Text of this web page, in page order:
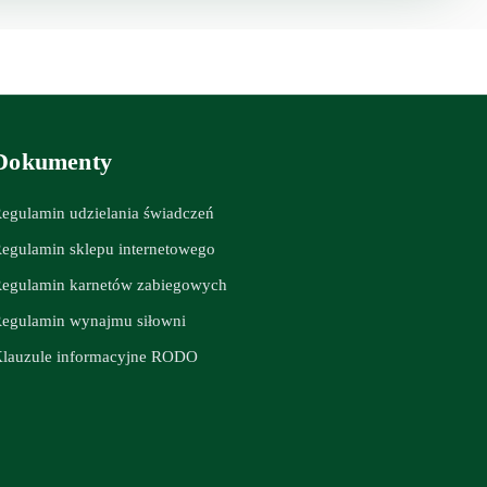
udzielania świadczeń
sklepu internetowego
karnetów zabiegowych
wynajmu siłowni
informacyjne RODO